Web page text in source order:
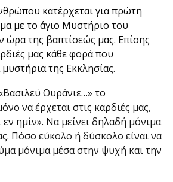
κατέρχεται για πρώτη
με το άγιο Μυστήριο του
ώρα της βαπτίσεώς μας. Επίσης
μας κάθε φορά που
της Εκκλησίας.
Ουράνιε…» το
να έρχεται στις καρδιές μας,
ημίν». Να μείνει δηλαδή μόνιμα
Πόσο εύκολο ή δύσκολο είναι να
μόνιμα μέσα στην ψυχή και την